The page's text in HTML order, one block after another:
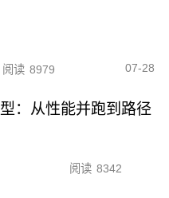
阅读 8979 07-28
：从性能并跑到路径
阅读 8342